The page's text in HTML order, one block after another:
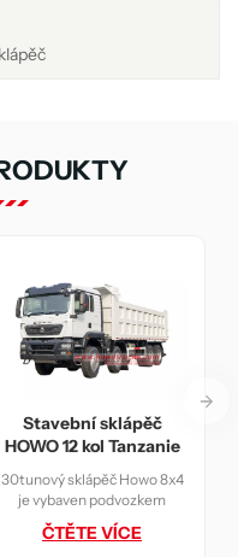
Dálniční
Sinotruk
využívá
motor s
vysokou
VÍCE
HOWO 12
30tunový